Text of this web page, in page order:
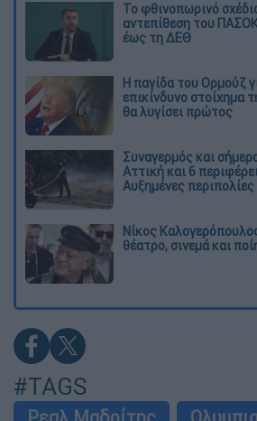
Το φθινοπωρινό
αντεπίθεση του
έως τη ΔΕΘ
Η παγίδα του Ορμούζ
επικίνδυνο στοίχημα
θα λυγίσει πρώτος
Συναγερμός και
Αττική και 6
Αυξημένες
Νίκος
θέατρο, σινεμά και
#TAGS